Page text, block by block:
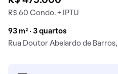
R$ 60 Condo. + IPTU
93 m² · 3 quartos
Rua Doutor Abelardo de Barros,